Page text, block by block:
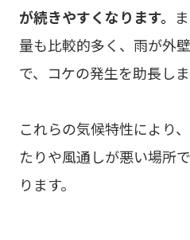
が続きやすくなります。
量も比較的多く、雨が外
で、コケの発生を助長しま
これらの気候特性により
たりや風通しが悪い場所
ります。